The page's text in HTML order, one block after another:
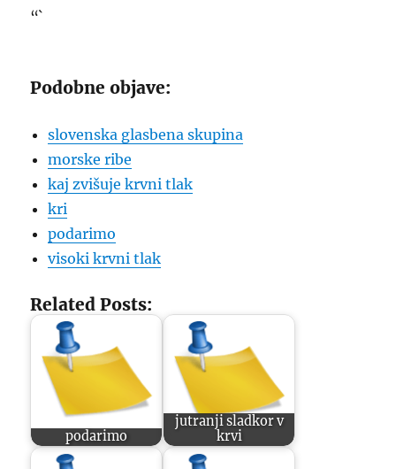
“`
Podobne objave:
slovenska glasbena skupina
morske ribe
kaj zvišuje krvni tlak
kri
podarimo
visoki krvni tlak
Related Posts:
podarimo
jutranji sladkor v
krvi